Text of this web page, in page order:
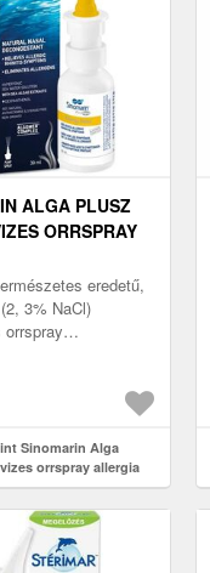
ALGA PLUSZ
ORRSPRAY
ELLEN 30 ML
eredetű,
3% NaCl)
és Algomer™
Sinomarin Alga
orrspray allergia